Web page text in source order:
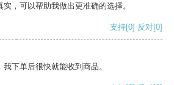
，可以帮助我做出更准确的选择。
支持[0] 反对[0]
下单后很快就能收到商品。